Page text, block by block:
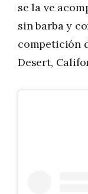
se la ve
sin barba y
competición
Desert,